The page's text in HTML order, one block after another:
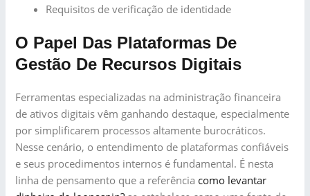
Requisitos de verificação de identidade
O Papel Das Plataformas De
Gestão De Recursos Digitais
Ferramentas especializadas na administração financeira
de ativos digitais vêm ganhando destaque, especialmente
por simplificarem processos altamente burocráticos.
Nesse cenário, o entendimento de plataformas confiáveis
e seus procedimentos internos é fundamental. É nesta
linha de pensamento que a referência como levantar